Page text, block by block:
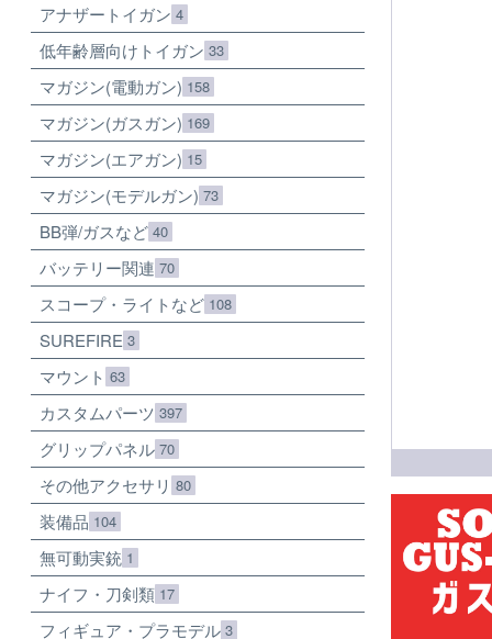
アナザートイガン 4
低年齢層向けトイガン 33
マガジン(電動ガン) 158
マガジン(ガスガン) 169
マガジン(エアガン) 15
マガジン(モデルガン) 73
BB弾/ガスなど 40
バッテリー関連 70
スコープ・ライトなど 108
SUREFIRE 3
マウント 63
カスタムパーツ 397
グリップパネル 70
その他アクセサリ 80
装備品 104
無可動実銃 1
ナイフ・刀剣類 17
フィギュア・プラモデル 3